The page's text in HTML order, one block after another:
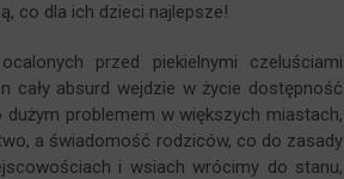
co dla ich dzieci najlepsze!
przed piekielnymi czeluściami
cały absurd wejdzie w życie dostępność
problemem w większych miastach,
a świadomość rodziców, co do zasady
i wsiach wrócimy do stanu,